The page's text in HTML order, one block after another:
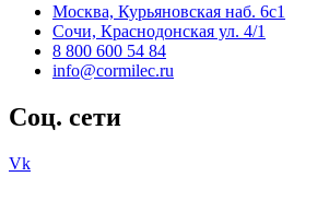
Москва, Курьяновская наб. 6с1
Сочи, Краснодонская ул. 4/1
8 800 600 54 84
info@cormilec.ru
Соц. сети
Vk